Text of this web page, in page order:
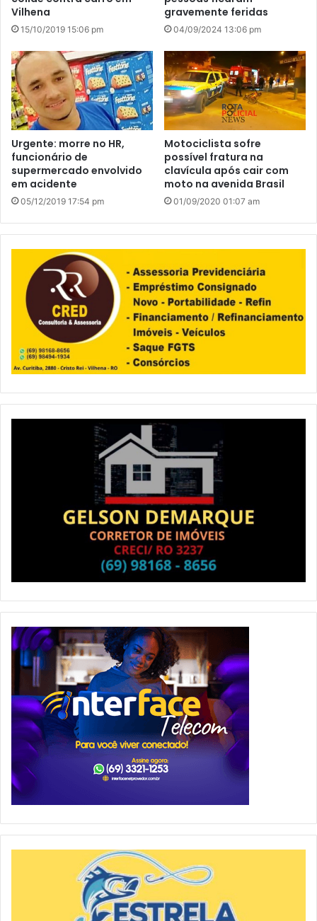
Vilhena
15/10/2019 15:06 pm
gravemente feridas
04/09/2024 13:06 pm
Urgente: morre no HR,
funcionário de
supermercado envolvido
em acidente
05/12/2019 17:54 pm
Motociclista sofre
possível fratura na
clavícula após cair com
moto na avenida Brasil
01/09/2020 01:07 am